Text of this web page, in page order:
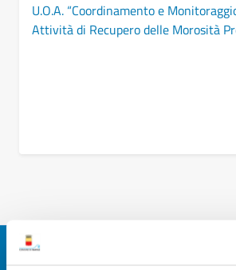
U.O.A. “Coordinamento e
Attività di Recupero delle Morosità